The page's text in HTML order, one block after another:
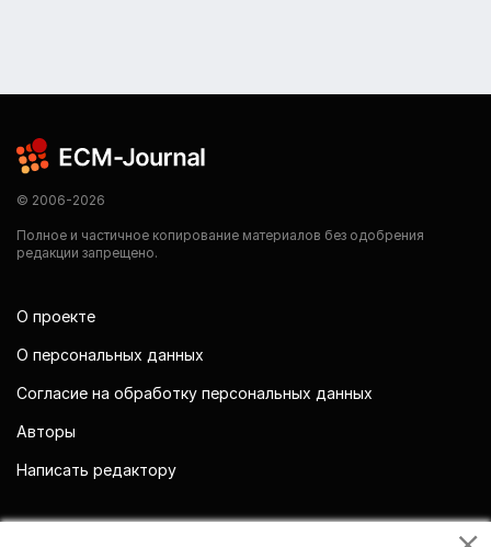
© 2006-2026
Полное и частичное копирование материалов без одобрения
редакции запрещено.
О проекте
О персональных данных
Согласие на обработку персональных данных
Авторы
Написать редактору